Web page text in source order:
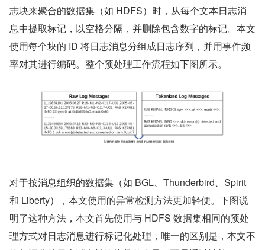
志块来聚合的数据集（如 HDFS）时，从每个文本日志消
息中提取标记，以空格分隔，并删除包含数字的标记。本文
使用每个块的 ID 将日志消息分组成日志序列，并用事件频
率对其进行编码。整个预处理工作流程如下图所示。
对于按消息组织的数据集（如 BGL、Thunderbird、Spirit
和 Liberty），本文使用的异常检测方法更加轻便。下图说
明了这种方法，本文首先使用与 HDFS 数据集相同的预处
理方式对日志消息进行标记化处理，唯一的区别是，本文不